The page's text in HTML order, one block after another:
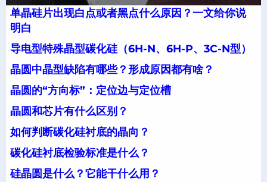
单晶硅片出现白点或者黑点什么原因？一文给你说
明白
导电型特殊晶型碳化硅（6H-N、6H-P、3C-N型）
晶圆中晶型缺陷有哪些？形成原因都有啥？
晶圆的“方向标”：定位边与定位槽
晶圆和芯片有什么区别？
如何判断碳化硅衬底的晶向？
碳化硅衬底检验标准是什么？
硅晶圆是什么？它能干什么用？